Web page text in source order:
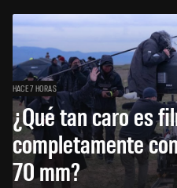
HACE 7 HORAS
¿Qué tan caro es
completamente
70 mm?